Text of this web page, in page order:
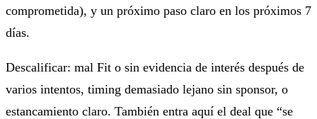
comprometida), y un próximo paso claro en los próximos 7
días.
Descalificar: mal Fit o sin evidencia de interés después de
varios intentos, timing demasiado lejano sin sponsor, o
estancamiento claro. También entra aquí el deal que “se